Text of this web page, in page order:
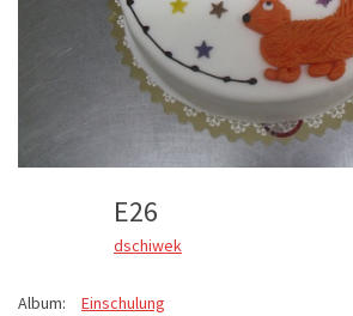
E26
dschiwek
Album:
Einschulung